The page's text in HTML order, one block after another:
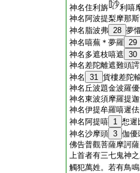
神名住利旃
利嘻
神名阿波提梨摩那
神名脂波弗 28 夢
神名嘻蕪＊夢羅 29
神名多遮枝嘻遮 30
神名差陀離遮難頭
神名
31 貨樓差陀
神名丘波題金波羅
神名東波須摩羅提
神名伊提牟羅嘻遲佉
神名阿提嘻 1 惒遲
神名沙摩頭 3 伽優
佛告普觀菩薩摩訶
上首者有三七鬼神
觸犯萬姓。若有鳥